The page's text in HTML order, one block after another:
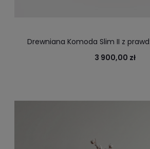
Drewniana Komoda Slim II z
dębowego, 100 % lite drewno
3 900,00 zł